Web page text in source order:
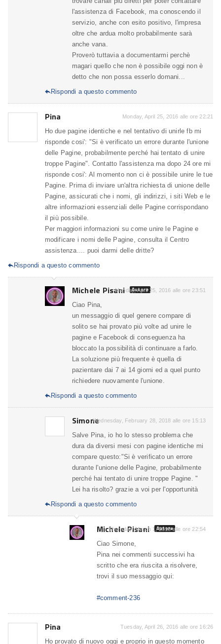
l'assistenza di Facebook, ma conoscendo il
servizio, anche con esito positivo, l'impresa
oltre che ardua molto probabilmente sarà
anche vana.
Proverò tuttavia a documentarmi perchè
magari quello che non è possibile oggi non è
detto che non possa esserlo domani...
Rispondi a questo commento
Pina Monday, April 25, 2016 alle ore 22:21
Ho due pagine identiche e nel tentativo di unirle fb mi
risponde cosi': "Si è verificato un errore durante l'unione
delle Pagine, probabilmente perché hai tentato di unire
troppe Pagine". Contatto l'assistenza ma dopo 24 ore mi
risponde cosi': Al momento non ci è possibile unire le tue
Pagine. Prima di inviare un'altra richiesta di unione delle
Pagine, assicurati che i nomi, gli indirizzi, i siti Web e le
altre informazioni essenziali delle Pagine corrispondano
il più possibile.
Per maggiori informazioni su come unire le Pagine e
modificare i nomi delle Pagine, consulta il Centro
assistenza.... puoi darmi delle dritte?
Rispondi a questo commento
Michele Pisani Autore
Monday, April 25, 2016 alle ore 23:51
Ciao Pina,
un messaggio di quel genere compare di
solito se hai provato più volte ad unire le
pagine e Facebook di conseguenza ha
bloccato la possibilità di continuare a farlo.
La soluzione più frequente è quella di
pazientare dai 7 ai 14 giorni ed a quel punto
richiedere nuovamente l'unione.
Rispondi a questo commento
SimoneWednesday, February 28, 2018 alle ore 15:13
Salve Pina, io ho lo stesso problema che
dura da diversi mesi con pagine identiche mi
compare questo:"Si è verificato un errore
durante l'unione delle Pagine, probabilmente
perché hai tentato di unire troppe Pagine. "
Lei ha risolto? grazie a voi per l'opportunità
Rispondi a questo commento
Michele Pisani Autore
Thursday, March 1, 2018 alle ore 22:54
Ciao Simone,
Pina nei commenti successivi ha
scritto che era riuscita a risolvere,
trovi il suo messaggio qui:
#comment-236
Pina Tuesday, April 26, 2016 alle ore 16:26
Ho provato di nuovo oggi e proprio in questo momento